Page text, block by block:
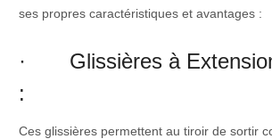
ses propres caractéristiques et avantages :
· Glissières à
:
Ces glissières permettent au tiroir de sortir